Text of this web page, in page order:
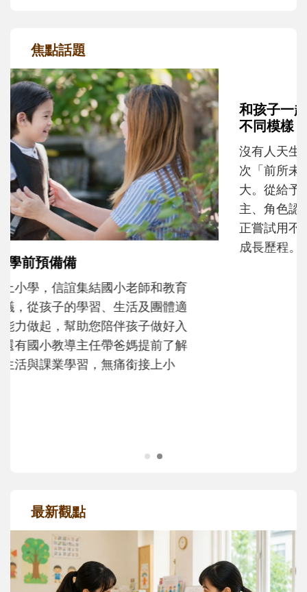
焦點話題
和孩子一起長大的那個男人│讀懂父親的
不同模樣
沒有人天生就擅長當爸爸！男人總是在一次
次「前所未有」的體驗中，跟著孩子一起長
大。從給予安全感的肢體遊戲，到獨立自
主、角色認同及解決問題的能力養成。爸爸
最新觀點